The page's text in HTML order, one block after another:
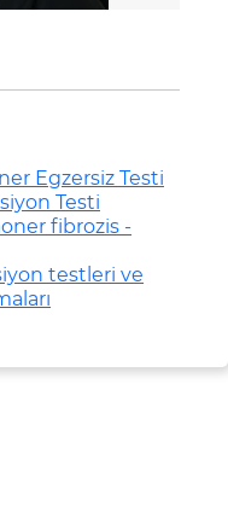
Egzersiz Testi
Testi
fibrozis -
testleri ve